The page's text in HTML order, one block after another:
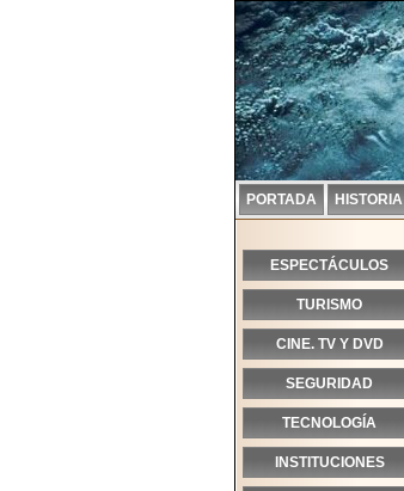
PORTADA HISTORIA
ESPECTÁCULOS
TURISMO
CINE. TV Y DVD
SEGURIDAD
TECNOLOGÍA
INSTITUCIONES